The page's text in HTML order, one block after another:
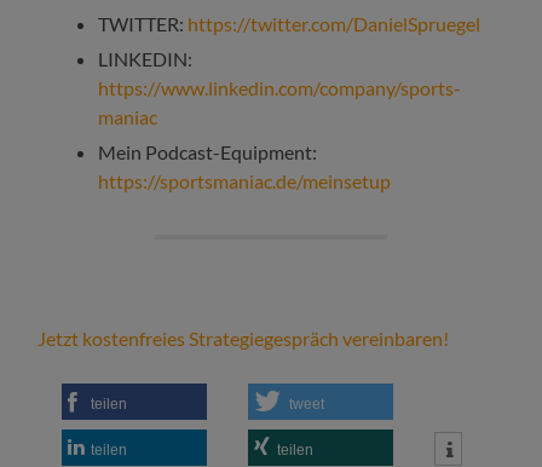
TWITTER: https://twitter.com/DanielSpruegel
LINKEDIN:
https://www.linkedin.com/company/sports-
maniac
Mein Podcast-Equipment:
https://sportsmaniac.de/meinsetup
Jetzt kostenfreies Strategiegespräch vereinbaren!
teilen tweet
teilen teilen